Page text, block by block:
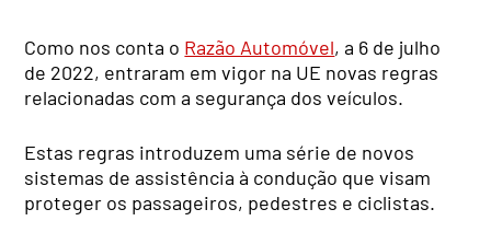
Como nos conta o Razão Automóvel, a 6 de julho
de 2022, entraram em vigor na UE novas regras
relacionadas com a segurança dos veículos.
Estas regras introduzem uma série de novos
sistemas de assistência à condução que visam
proteger os passageiros, pedestres e ciclistas.